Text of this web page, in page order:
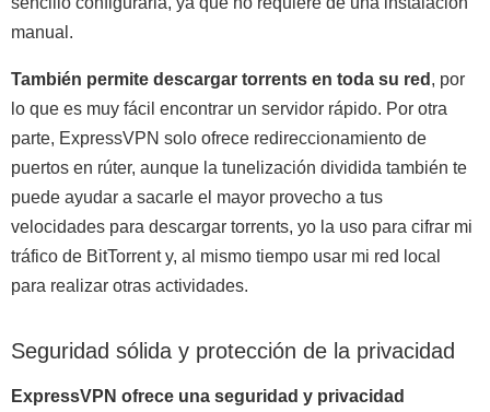
manual.
También permite descargar torrents en toda su red , por
lo que es muy fácil encontrar un servidor rápido. Por otra
parte, ExpressVPN solo ofrece redireccionamiento de
puertos en rúter, aunque la tunelización dividida también te
puede ayudar a sacarle el mayor provecho a tus
velocidades para descargar torrents, yo la uso para cifrar mi
tráfico de BitTorrent y, al mismo tiempo usar mi red local
para realizar otras actividades.
Seguridad sólida y protección de la privacidad
ExpressVPN ofrece una seguridad y privacidad